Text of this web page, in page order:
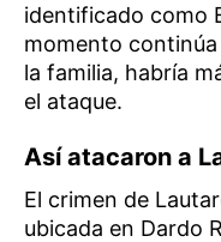
identificado como
momento
la familia, habría
el ataque.
Así atacaron a
El crimen de
ubicada en Dardo